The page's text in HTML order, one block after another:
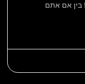
בין אם אתם